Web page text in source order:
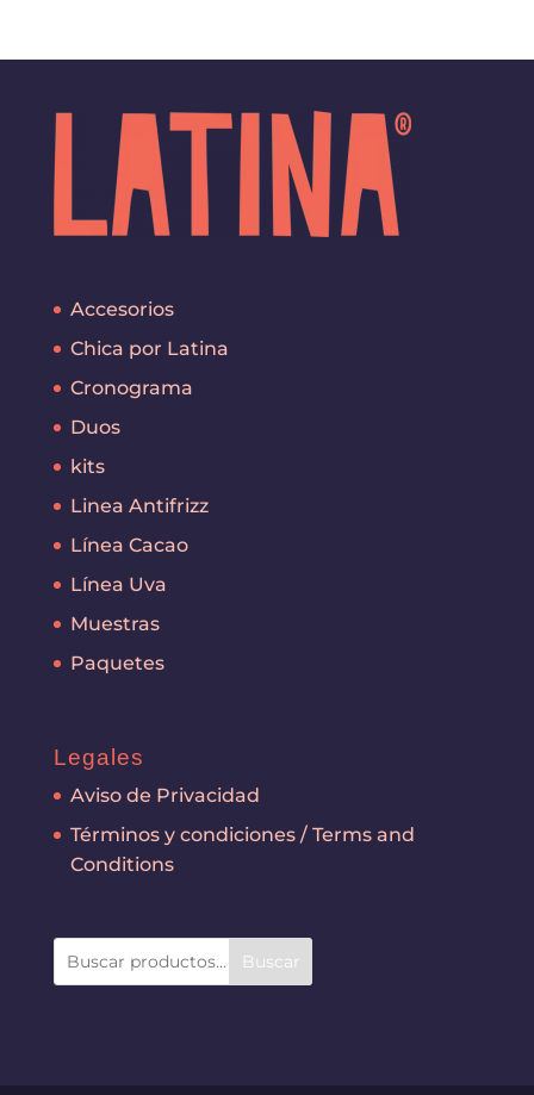
Accesorios
Chica por Latina
Cronograma
Duos
kits
Linea Antifrizz
Línea Cacao
Línea Uva
Muestras
Paquetes
Legales
Aviso de Privacidad
Términos y condiciones / Terms and
Conditions
Buscar